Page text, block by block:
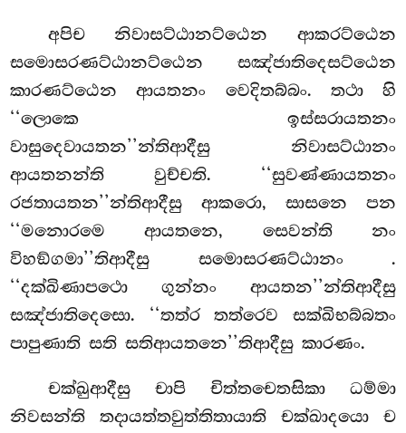
අපිච නිවාසට්ඨානට්ඨෙන ආකරට්ඨෙන
සමොසරණට්ඨානට්ඨෙන සඤ්ජාතිදෙසට්ඨෙන
කාරණට්ඨෙන ආයතනං වෙදිතබ්බං. තථා හි
‘‘ලොකෙ ඉස්සරායතනං
වාසුදෙවායතන’’න්තිආදීසු නිවාසට්ඨානං
ආයතනන්ති වුච්චති. ‘‘සුවණ්ණායතනං
රජතායතන’’න්තිආදීසු ආකරො, සාසනෙ පන
‘‘මනොරමෙ ආයතනෙ, සෙවන්ති නං
විහඞ්ගමා’’තිආදීසු සමොසරණට්ඨානං .
‘‘දක්ඛිණාපථො ගුන්නං ආයතන’’න්තිආදීසු
සඤ්ජාතිදෙසො. ‘‘තත්ර තත්රෙව සක්ඛිභබ්බතං
පාපුණාති සති සතිආයතනෙ’’තිආදීසු කාරණං.
චක්ඛුආදීසු චාපි චිත්තචෙතසිකා ධම්මා
නිවසන්ති තදායත්තවුත්තිතායාති චක්ඛාදයො ච